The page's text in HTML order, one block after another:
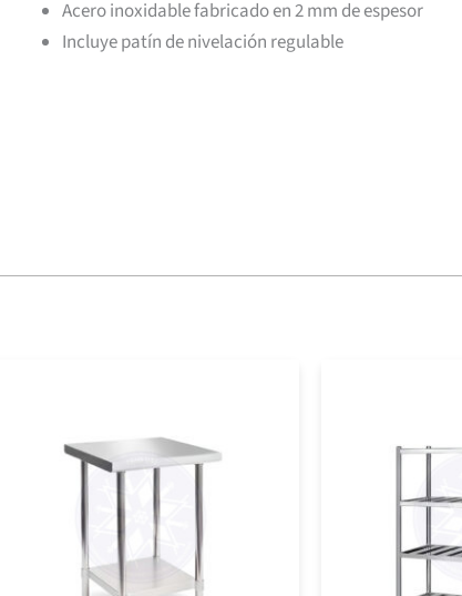
Acero inoxidable fabricado en 2 mm de espesor
Incluye patín de nivelación regulable